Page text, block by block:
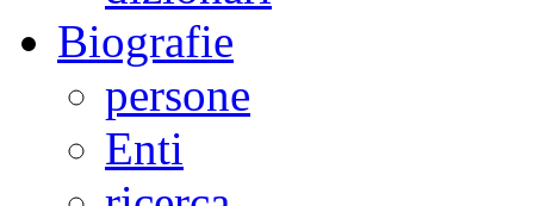
Biografie
persone
Enti